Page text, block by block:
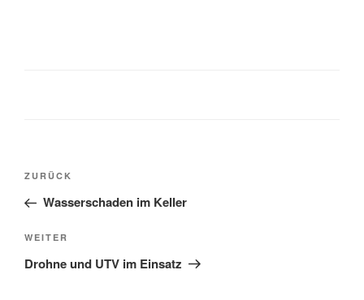
ZURÜCK
Wasserschaden im Keller
WEITER
Drohne und UTV im Einsatz